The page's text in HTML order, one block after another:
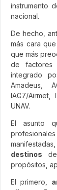
instrumento
nacional.
De hecho,
más cara
que más
de factores
integrado
Amadeus,
IAG7/
UNAV.
El asunto
destinos
propósitos,
El primero,